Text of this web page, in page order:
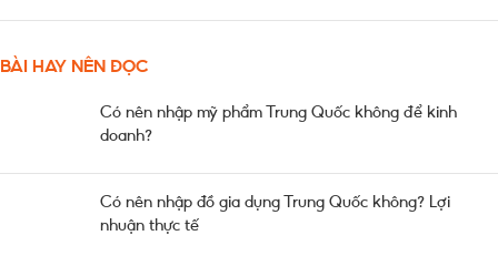
BÀI HAY NÊN ĐỌC
Có nên nhập mỹ phẩm Trung Quốc không để kinh
doanh?
Có nên nhập đồ gia dụng Trung Quốc không? Lợi
nhuận thực tế